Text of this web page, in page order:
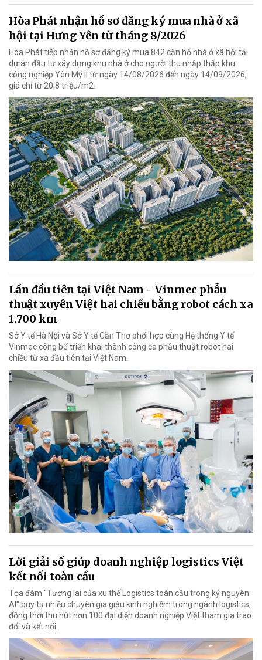
Hòa Phát nhận hồ sơ đăng ký mua nhà ở xã
hội tại Hưng Yên từ tháng 8/2026
Hòa Phát tiếp nhận hồ sơ đăng ký mua 842 căn hộ nhà ở xã hội tại
dự án đầu tư xây dựng khu nhà ở cho người thu nhập thấp khu
công nghiệp Yên Mỹ II từ ngày 14/08/2026 đến ngày 14/09/2026,
giá chỉ từ 20,8 triệu/m2.
Lần đầu tiên tại Việt Nam - Vinmec phẫu
thuật xuyên Việt hai chiều bằng robot cách xa
1.700 km
Sở Y tế Hà Nội và Sở Y tế Cần Thơ phối hợp cùng Hệ thống Y tế
Vinmec công bố triển khai thành công ca phẫu thuật robot hai
chiều từ xa đầu tiên tại Việt Nam.
Lời giải số giúp doanh nghiệp logistics Việt
kết nối toàn cầu
Tọa đàm "Tương lai của xu thế Logistics toàn cầu trong kỷ nguyên
AI" quy tụ nhiều chuyên gia giàu kinh nghiệm trong ngành logistics,
đồng thời thu hút hơn 100 đại diện doanh nghiệp Việt tham gia trao
đổi và kết nối.